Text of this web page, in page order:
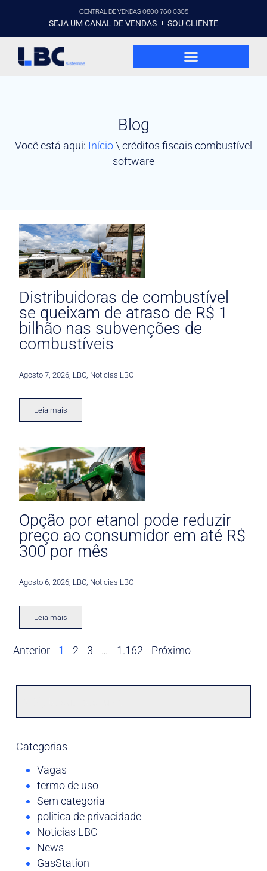
CENTRAL DE VENDAS 0800 760 0305
SEJA UM CANAL DE VENDAS SOU CLIENTE
Blog
Você está aqui: Início\ créditos fiscais combustível
software
Distribuidoras de combustível
se queixam de atraso de R$ 1
bilhão nas subvenções de
combustíveis
Agosto 7, 2026 LBC Noticias LBC
Leia mais
Opção por etanol pode reduzir
preço ao consumidor em até R$
300 por mês
Agosto 6, 2026 LBC Noticias LBC
Leia mais
Anterior 1 2 3 … 1.162 Próximo
Categorias
Vagas
termo de uso
Sem categoria
politica de privacidade
Noticias LBC
News
GasStation